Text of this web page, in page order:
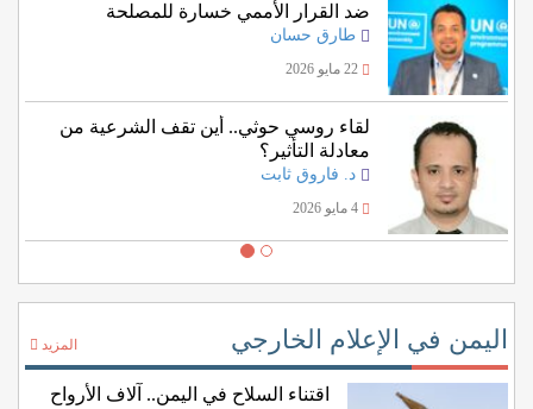
ضد القرار الأممي خسارة للمصلحة
اليمنية؟
طارق حسان
22 مايو 2026
لقاء روسي حوثي.. أين تقف الشرعية من
معادلة التأثير؟
د. فاروق ثابت
4 مايو 2026
اليمن في الإعلام الخارجي المزيد
اقتناء السلاح في اليمن.. آلاف الأرواح